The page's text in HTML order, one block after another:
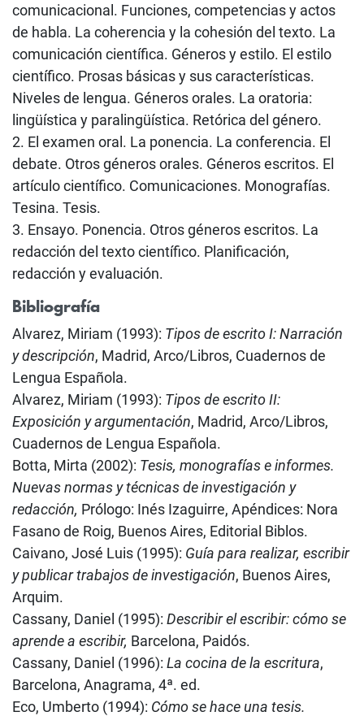
comunicacional. Funciones, competencias y actos
de habla. La coherencia y la cohesión del texto. La
comunicación científica. Géneros y estilo. El estilo
científico. Prosas básicas y sus características.
Niveles de lengua. Géneros orales. La oratoria:
lingüística y paralingüística. Retórica del género.
2. El examen oral. La ponencia. La conferencia. El
debate. Otros géneros orales. Géneros escritos. El
artículo científico. Comunicaciones. Monografías.
Tesina. Tesis.
3. Ensayo. Ponencia. Otros géneros escritos. La
redacción del texto científico. Planificación,
redacción y evaluación.
Bibliografía
Alvarez, Miriam (1993): Tipos de escrito I: Narración
y descripción, Madrid, Arco/Libros, Cuadernos de
Lengua Española.
Alvarez, Miriam (1993): Tipos de escrito II:
Exposición y argumentación, Madrid, Arco/Libros,
Cuadernos de Lengua Española.
Botta, Mirta (2002): Tesis, monografías e informes.
Nuevas normas y técnicas de investigación y
redacción, Prólogo: Inés Izaguirre, Apéndices: Nora
Fasano de Roig, Buenos Aires, Editorial Biblos.
Caivano, José Luis (1995): Guía para realizar, escribir
y publicar trabajos de investigación, Buenos Aires,
Arquim.
Cassany, Daniel (1995): Describir el escribir: cómo se
aprende a escribir, Barcelona, Paidós.
Cassany, Daniel (1996): La cocina de la escritura,
Barcelona, Anagrama, 4ª. ed.
Eco, Umberto (1994): Cómo se hace una tesis.